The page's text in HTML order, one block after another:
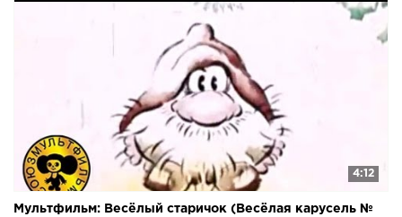
4:12
Мультфильм: Весёлый старичок (Весёлая карусель №